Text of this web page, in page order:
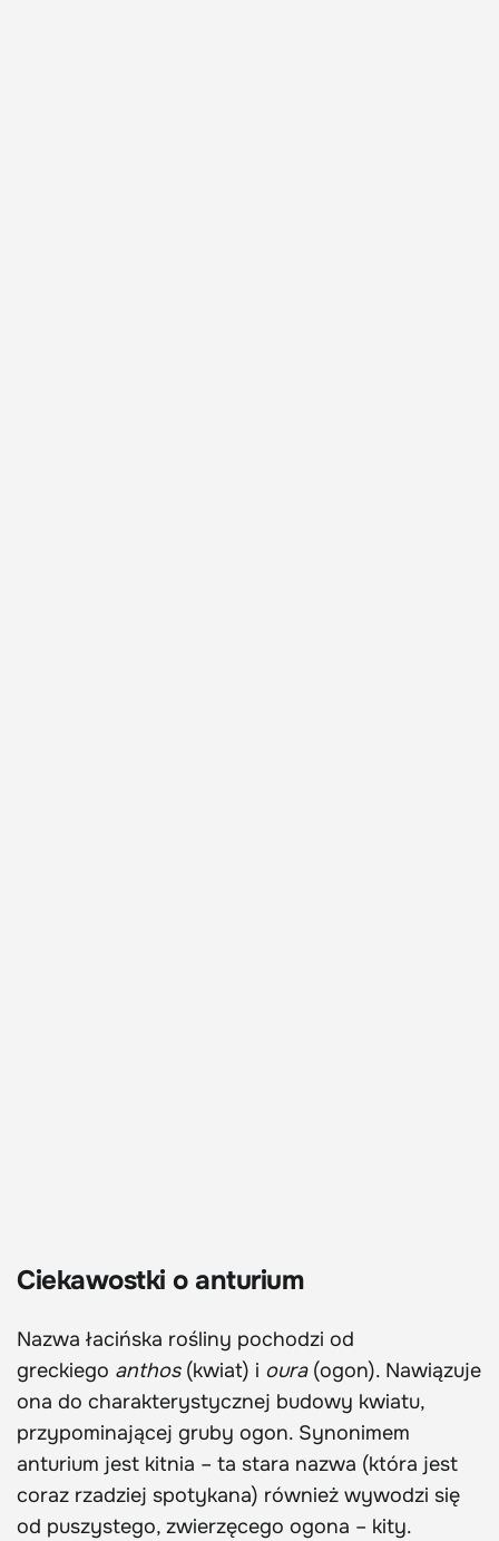
Ciekawostki o anturium
Nazwa łacińska rośliny pochodzi od
greckiego anthos(kwiat) i oura(ogon). Nawiązuje
ona do charakterystycznej budowy kwiatu,
przypominającej gruby ogon. Synonimem
anturium jest kitnia – ta stara nazwa (która jest
coraz rzadziej spotykana) również wywodzi się
od puszystego, zwierzęcego ogona – kity.